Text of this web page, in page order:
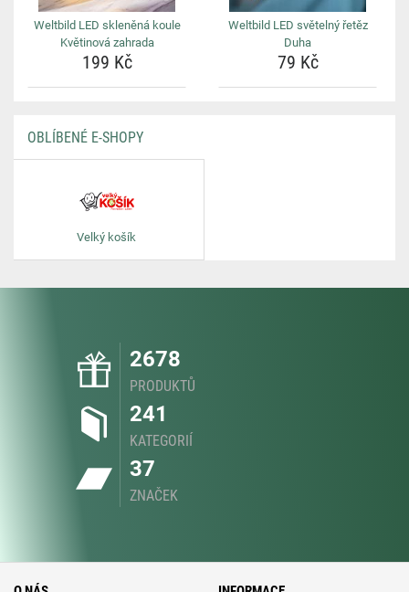
Weltbild LED skleněná koule
Květinová zahrada
199 Kč
Weltbild LED světelný řetěz
Duha
79 Kč
OBLÍBENÉ E-SHOPY
Velký košík
2678
PRODUKTŮ
241
KATEGORIÍ
37
ZNAČEK